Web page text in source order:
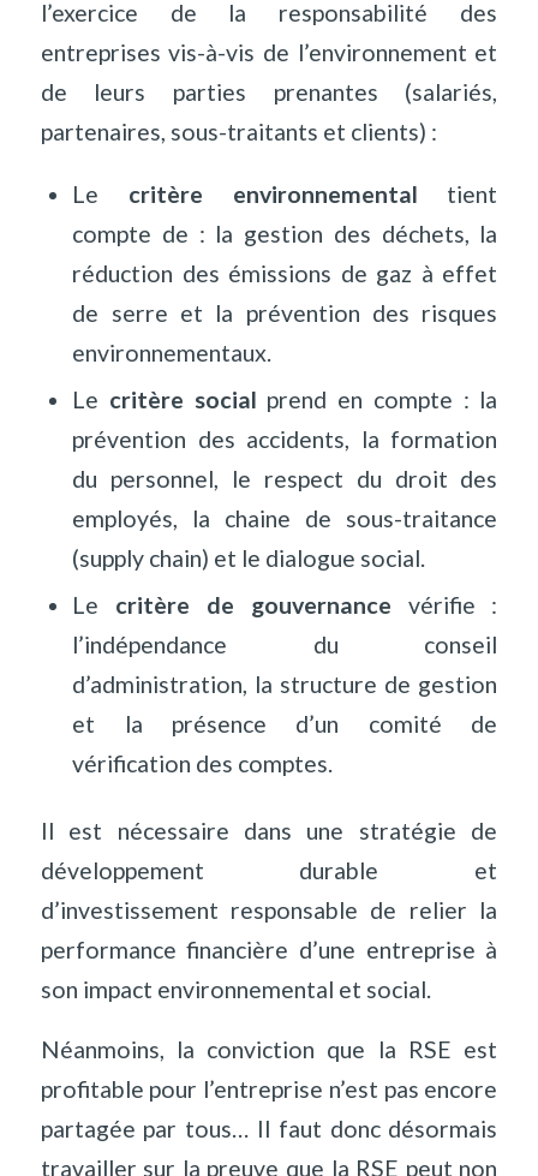
l’exercice de la responsabilité des
entreprises vis-à-vis de l’environnement et
de leurs parties prenantes (salariés,
partenaires, sous-traitants et clients) :
Le critère environnemental tient
compte de : la gestion des déchets, la
réduction des émissions de gaz à effet
de serre et la prévention des risques
environnementaux.
Le critère social prend en compte : la
prévention des accidents, la formation
du personnel, le respect du droit des
employés, la chaine de sous-traitance
(supply chain) et le dialogue social.
Le critère de gouvernance vérifie :
l’indépendance du conseil
d’administration, la structure de gestion
et la présence d’un comité de
vérification des comptes.
Il est nécessaire dans une stratégie de
développement durable et
d’investissement responsable de relier la
performance financière d’une entreprise à
son impact environnemental et social.
Néanmoins, la conviction que la RSE est
profitable pour l’entreprise n’est pas encore
partagée par tous… Il faut donc désormais
travailler sur la preuve que la RSE peut non